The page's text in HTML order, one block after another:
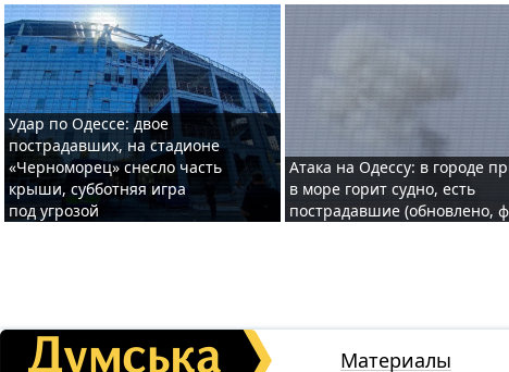
Удар по Одессе: двое
пострадавших, на стадионе
«Черноморец» снесло часть
крыши, субботняя игра
под угрозой
Атака на Одессу: в городе
в море горит судно, есть
пострадавшие (обновлено,
Материалы